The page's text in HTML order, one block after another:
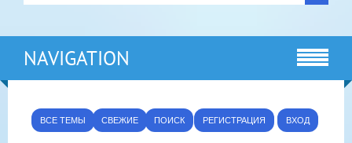
NAVIGATION
ВСЕ ТЕМЫ СВЕЖИЕ ПОИСК РЕГИСТРАЦИЯ ВХОД